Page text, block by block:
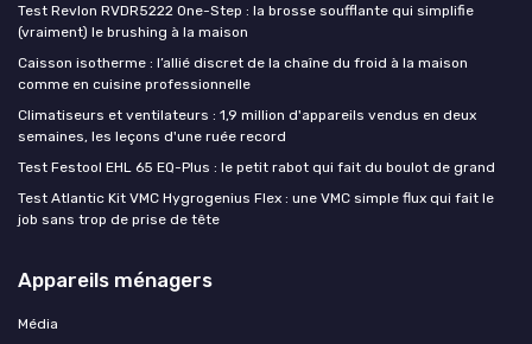
Test Revlon RVDR5222 One-Step : la brosse soufflante qui simplifie
(vraiment) le brushing à la maison
Caisson isotherme : l’allié discret de la chaîne du froid à la maison
comme en cuisine professionnelle
Climatiseurs et ventilateurs : 1,9 million d'appareils vendus en deux
semaines, les leçons d'une ruée record
Test Festool EHL 65 EQ-Plus : le petit rabot qui fait du boulot de grand
Test Atlantic Kit VMC Hygrogenius Flex : une VMC simple flux qui fait le
job sans trop de prise de tête
Appareils ménagers
Média